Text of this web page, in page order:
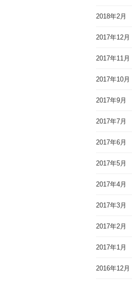
2018年2月
2017年12月
2017年11月
2017年10月
2017年9月
2017年7月
2017年6月
2017年5月
2017年4月
2017年3月
2017年2月
2017年1月
2016年12月